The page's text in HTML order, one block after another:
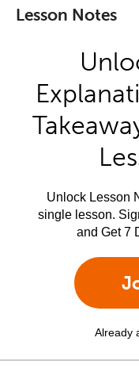
Lesson Notes
Unlock Lesson
single lesson.
and Get 7
Already